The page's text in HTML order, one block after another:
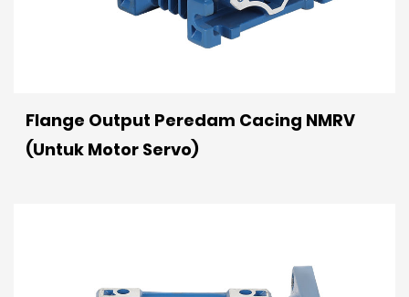
Flange Output Peredam Cacing NMRV
(Untuk Motor Servo)